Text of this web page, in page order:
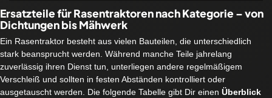
Ersatzteile für Rasentraktoren nach Kategorie – von
Dichtungen bis Mähwerk
Ein Rasentraktor besteht aus vielen Bauteilen, die unterschiedlich
stark beansprucht werden. Während manche Teile jahrelang
zuverlässig ihren Dienst tun, unterliegen andere regelmäßigem
Verschleiß und sollten in festen Abständen kontrolliert oder
ausgetauscht werden. Die folgende Tabelle gibt Dir einen Überblick